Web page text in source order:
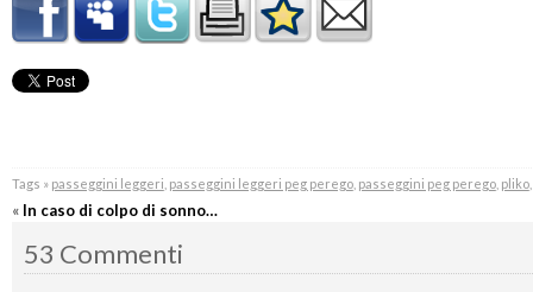
Tags » passeggini leggeri passeggini leggeri peg perego, passeggini peg perego, pliko,
« In caso di colpo di sonno…
53 Commenti